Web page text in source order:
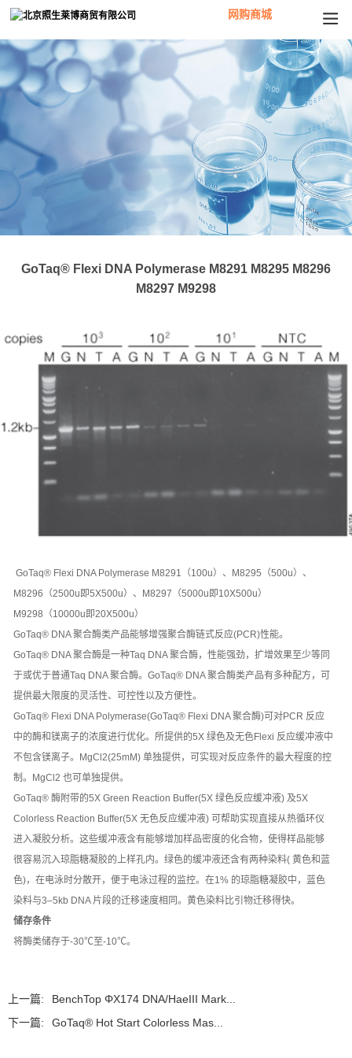
网购商城
GoTaq® Flexi DNA Polymerase M8291 M8295 M8296
M8297 M9298
GoTaq® Flexi DNA Polymerase M8291（100u）、M8295（500u）、
M8296（2500u即5X500u）、M8297（5000u即10X500u）
M9298（10000u即20X500u）
GoTaq® DNA 聚合酶类产品能够增强聚合酶链式反应(PCR)性能。
GoTaq® DNA 聚合酶是一种Taq DNA 聚合酶，性能强劲，扩增效果至少等同
于或优于普通Taq DNA 聚合酶。GoTaq® DNA 聚合酶类产品有多种配方，可
提供最大限度的灵活性、可控性以及方便性。
GoTaq® Flexi DNA Polymerase(GoTaq® Flexi DNA 聚合酶)可对PCR 反应
中的酶和镁离子的浓度进行优化。所提供的5X 绿色及无色Flexi 反应缓冲液中
不包含镁离子。MgCl2(25mM) 单独提供，可实现对反应条件的最大程度的控
制。MgCl2 也可单独提供。
GoTaq® 酶附带的5X Green Reaction Buffer(5X 绿色反应缓冲液) 及5X
Colorless Reaction Buffer(5X 无色反应缓冲液) 可帮助实现直接从热循环仪
进入凝胶分析。这些缓冲液含有能够增加样品密度的化合物，使得样品能够
很容易沉入琼脂糖凝胶的上样孔内。绿色的缓冲液还含有两种染料( 黄色和蓝
色)，在电泳时分散开，便于电泳过程的监控。在1% 的琼脂糖凝胶中，蓝色
染料与3–5kb DNA 片段的迁移速度相同。黄色染料比引物迁移得快。
储存条件
将酶类储存于-30℃至-10℃。
上一篇:
BenchTop ΦX174 DNA/HaeIII Mark...
下一篇:
GoTaq® Hot Start Colorless Mas...